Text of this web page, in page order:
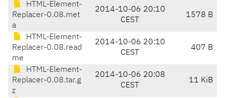
HTML-Element-
Replacer-0.08.met
a
2014-10-06 20:10
CEST
1578 B
HTML-Element-
Replacer-0.08.read
me
2014-10-06 20:10
CEST
407 B
HTML-Element-
Replacer-0.08.tar.g
z
2014-10-06 20:08
CEST
11 KiB